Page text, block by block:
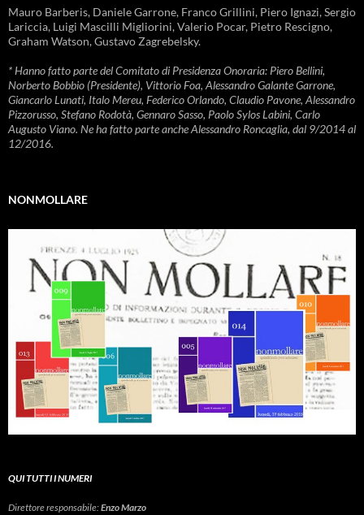
Mauro Barberis, Daniele Garrone, Franco Grillini, Piero Ignazi, Sergio
Lariccia, Luigi Mascilli Migliorini, Valerio Pocar, Pietro Rescigno,
Graham Watson, Gustavo Zagrebelsky.
* Hanno fatto parte del Comitato di Presidenza Onoraria: Piero Bellini,
Norberto Bobbio (Presidente), Vittorio Foa, Alessandro Galante Garrone,
Giancarlo Lunati, Italo Mereu, Federico Orlando, Claudio Pavone, Alessandro
Pizzorusso, Stefano Rodotà, Gennaro Sasso, Paolo Sylos Labini, Carlo
Augusto Viano. Ne ha fatto parte anche Alessandro Roncaglia, dal 9/2014 al
12/2016.
NONMOLLARE
QUI TUTTI I NUMERI
Direttore responsabile:Enzo Marzo